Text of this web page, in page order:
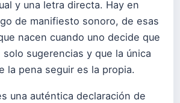
y una letra directa. Hay en
de manifiesto sonoro, de esas
nacen cuando uno decide que
solo sugerencias y que la única
la pena seguir es la propia.
una auténtica declaración de